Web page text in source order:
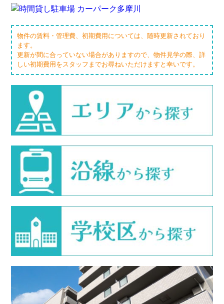
物件の賃料・管理費、初期費用については、随時更新されており
ます。
更新が間に合っていない場合がありますので、物件見学の際、詳
しい初期費用をスタッフまでお尋ねいただけますと幸いです。